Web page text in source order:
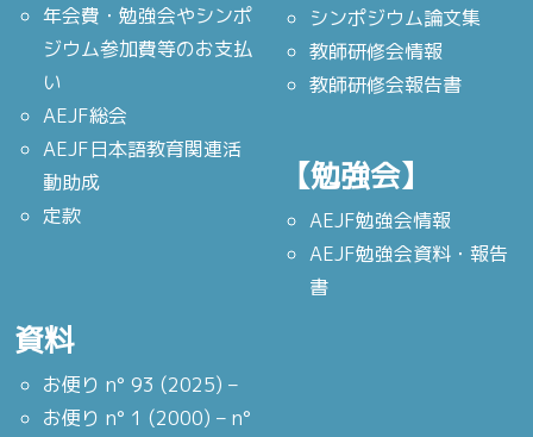
年会費・勉強会やシンポ
ジウム参加費等のお支払
い
AEJF総会
AEJF日本語教育関連活
動助成
定款
シンポジウム論文集
教師研修会情報
教師研修会報告書
【勉強会】
AEJF勉強会情報
AEJF勉強会資料・報告
書
資料
お便り n° 93 (2025) –
お便り n° 1 (2000) – n°